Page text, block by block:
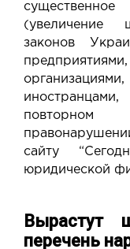
законов
сайту
юридической
Вырастут
перечень